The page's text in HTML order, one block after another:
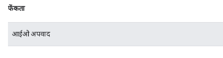
फेंकता
आईओ अपवाद